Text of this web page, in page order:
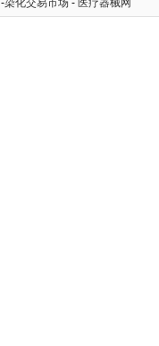
-染化交易市场 - 医疗器械网